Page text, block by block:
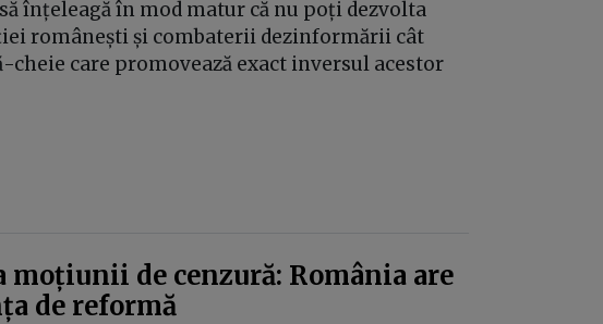
înțeleagă în mod matur că nu poți dezvolta
românești și combaterii dezinformării cât
care promovează exact inversul acestor
de cenzură: România are
de reformă